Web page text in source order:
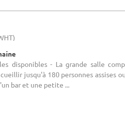
disponibles - La grande salle
jusqu'à 180 personnes assises
bar et une petite ...